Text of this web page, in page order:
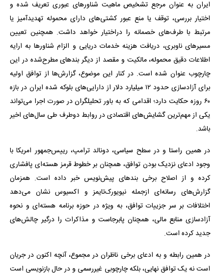
ایران به عنوان مرجع تشخیص ماهیت شناورهای عبوری تعریف شده و
اختیار بررسی، توقف یا منع عبور کشتی‌های دارای محموله تهدیدآمیز یا
مرتبط با طرف‌های خصمانه را دراختیار خواهد داشت. همچنین تعیین
مسیرهای ناوبری، دریافت هزینه خدمات دریایی و الزام شناورها به ارایه
اطلاعات دقیق محموله، مالکیت و مقصد از دیگر بندهای مطرح‌شده در این
چارچوب عنوان شده است. در کنار این موضوع، گزارش‌ها از توافق اولیه
برای آزادسازی حدود ۱۲ میلیارد دلار از دارایی‌های بلوکه ‌شده ایران در بازه
۶۰ روزه حکایت دارد؛ اقدامی که به باور تحلیلگران در صورت اجرا می‌تواند
یکی از مهم‌ترین گشایش‌های اقتصادی در روابط دوطرف طی سال‌های اخیر
باشد.
در همین راستا و در سطح سیاسی، دونالد ترامپ، رییس‌جمهور امریکا با
وجود ادعای نزدیک بودن توافق، همچنان بر خطوط قرمز هسته‌ای پافشاری
کرده و از اصلاح برخی بندهای پیش‌نویس خبر داده است. همزمان
گزارش‌های رسانه‌ای ازجمله نیویورک‌تایمز و اکسیوس نشان می‌دهد
اختلافات بر سر جزییات توافق، به‌ ویژه در حوزه برنامه هسته‌ای و نحوه
آزادسازی منابع مالی، همچنان پابرجاست و مذاکرات را درگیر چالش‌های
جدید کرده است.
در همین رابطه و به ادعای برخی ناظران در مجموع، آنچه اکنون در جریان
است نه یک توافق نهایی، بلکه چارچوبی غیررسمی و در حال بازنویسی است